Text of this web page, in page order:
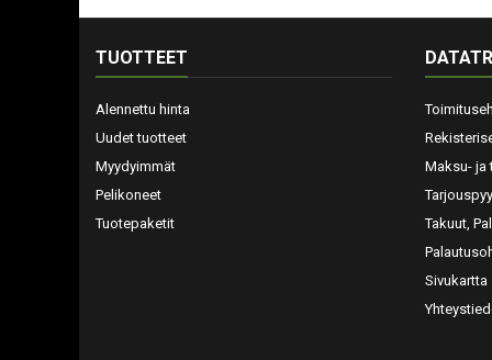
TUOTTEET
Alennettu hinta
Uudet tuotteet
Myydyimmät
Pelikoneet
Tuotepaketit
Maksu- ja
Takuut,
Sivukartta